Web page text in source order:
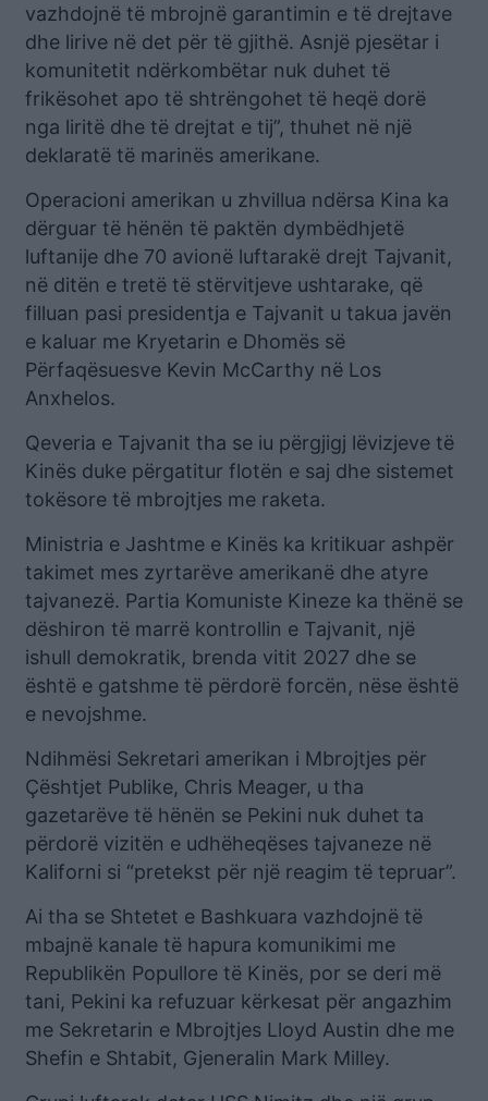
vazhdojnë të mbrojnë garantimin e të drejtave
dhe lirive në det për të gjithë. Asnjë pjesëtar i
komunitetit ndërkombëtar nuk duhet të
frikësohet apo të shtrëngohet të heqë dorë
nga liritë dhe të drejtat e tij”, thuhet në një
deklaratë të marinës amerikane.
Operacioni amerikan u zhvillua ndërsa Kina ka
dërguar të hënën të paktën dymbëdhjetë
luftanije dhe 70 avionë luftarakë drejt Tajvanit,
në ditën e tretë të stërvitjeve ushtarake, që
filluan pasi presidentja e Tajvanit u takua javën
e kaluar me Kryetarin e Dhomës së
Përfaqësuesve Kevin McCarthy në Los
Anxhelos.
Qeveria e Tajvanit tha se iu përgjigj lëvizjeve të
Kinës duke përgatitur flotën e saj dhe sistemet
tokësore të mbrojtjes me raketa.
Ministria e Jashtme e Kinës ka kritikuar ashpër
takimet mes zyrtarëve amerikanë dhe atyre
tajvanezë. Partia Komuniste Kineze ka thënë se
dëshiron të marrë kontrollin e Tajvanit, një
ishull demokratik, brenda vitit 2027 dhe se
është e gatshme të përdorë forcën, nëse është
e nevojshme.
Ndihmësi Sekretari amerikan i Mbrojtjes për
Çështjet Publike, Chris Meager, u tha
gazetarëve të hënën se Pekini nuk duhet ta
përdorë vizitën e udhëheqëses tajvaneze në
Kaliforni si “pretekst për një reagim të tepruar”.
Ai tha se Shtetet e Bashkuara vazhdojnë të
mbajnë kanale të hapura komunikimi me
Republikën Popullore të Kinës, por se deri më
tani, Pekini ka refuzuar kërkesat për angazhim
me Sekretarin e Mbrojtjes Lloyd Austin dhe me
Shefin e Shtabit, Gjeneralin Mark Milley.